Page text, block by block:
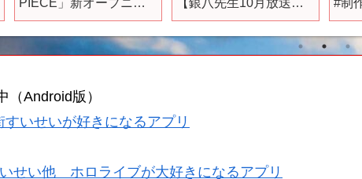
PIECE」新オープニン
【銀八先生10月放送】 #
#制
Android版）
いせいが好きになるアプリ
せい他 ホロライブが大好きになるアプリ